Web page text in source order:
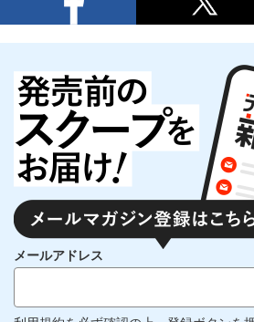
メールアドレス